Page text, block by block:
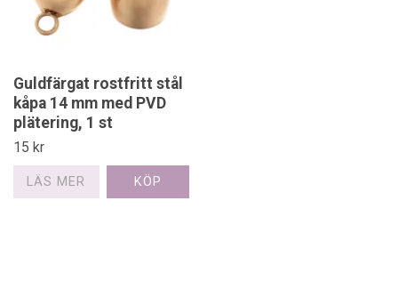
Guldfärgat rostfritt stål
kåpa 14 mm med PVD
plätering, 1 st
15 kr
LÄS MER